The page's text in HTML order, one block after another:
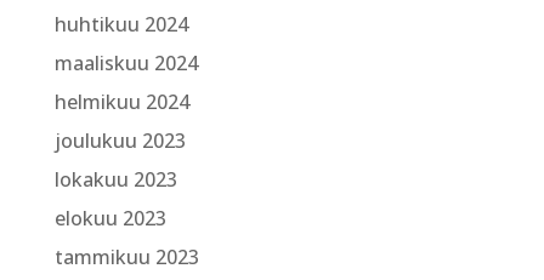
huhtikuu 2024
maaliskuu 2024
helmikuu 2024
joulukuu 2023
lokakuu 2023
elokuu 2023
tammikuu 2023